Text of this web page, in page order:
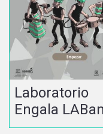
Laboratorio
Engala